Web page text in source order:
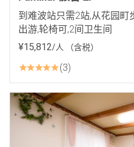
到难波站只需2站,从花园町
出游,轮椅可,2间卫生间
¥15,812/人 （含税）
3